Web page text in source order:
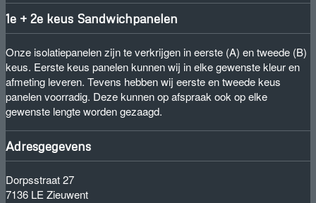
1e + 2e keus Sandwichpanelen
Onze isolatiepanelen zijn te verkrijgen in eerste (A) en tweede (B)
keus. Eerste keus panelen kunnen wij in elke gewenste kleur en
afmeting leveren. Tevens hebben wij eerste en tweede keus
panelen voorradig. Deze kunnen op afspraak ook op elke
gewenste lengte worden gezaagd.
Adresgegevens
Dorpsstraat 27
7136 LE Zieuwent